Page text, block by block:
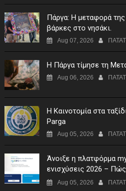
Πάργα: Η μεταφορά της
βάρκες στο νησάκι.
Aug 07, 2026
Η Πάργα τίμησε τη
Aug 06, 2026
Η Καινοτομία στα
Parga
Aug 05, 2026
Άνοιξε η πλατφόρμα
ενισχύσεις 2026 –
Αίτηση Ενίσχυσης
Aug 05, 2026